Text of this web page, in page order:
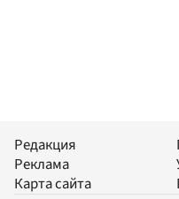
Редакция
Реклама
Карта сайта